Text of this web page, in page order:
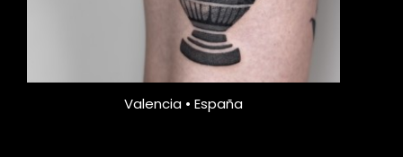
Valencia • España